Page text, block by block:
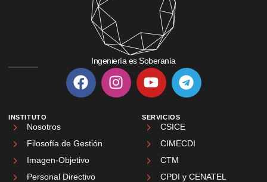
Ingeniería es Soberanía
INSTITUTO
Nosotros
Filosofía de Gestión
Imagen-Objetivo
Personal Directivo
SERVICIOS
CSICE
CIMECDI
CTM
CPDI y CENATEL